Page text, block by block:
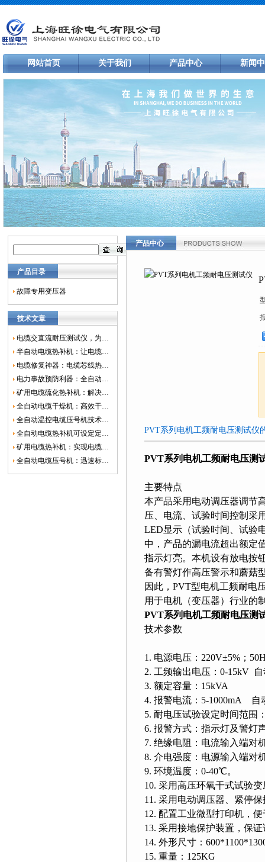
网站首页 关于我们 产品中心 新闻
产品目录
故障专用变压器
技术文章
电缆交直流耐压测试仪，为电网安全保驾护航
半自动电缆热补机：让电缆修复更简单、更高效！
电缆修复神器：电缆芯线热补机如何保障电网安全？
电力事故预防利器：全自动控温电缆热补机
矿用电缆硫化热补机：解决矿山电缆故障的新选择
全自动电缆干燥机：高效干燥，电缆质量
全自动温控电缆压号机技术革新：数字化标识的新趋势
全自动电缆热补机可设定定时功能，实现自动化热补
矿用电缆热补机：实现电缆故障修复的高效装置
全自动电缆压号机：迅速标识电缆的利器
产品中心
PVT系列电机工频耐电压测试仪
PVT系列电机工频耐电压测
主要特点
本产品采用电动调压器调节
压、电流、试验时间控制采
LED显示（试验时间、试验
中，产品的漏电流超出额定
指示灯亮。本机设有放电按
备有警灯作高压警示和蘑菇
因此，PVT型电机工频耐电
用于电机（变压器）行业的
PVT系列电机工频耐电压测
技术参数
1. 电源电压：220V±5%；
2. 工频输出电压：0-15kV
3. 额定容量：15kVA
4. 报警电流：5-1000mA 自
5. 耐电压试验设定时间范围
6. 报警方式：指示灯及警灯
7. 绝缘电阻：电流输入端对
8. 介电强度：电源输入端对
9. 环境温度：0-40℃。
10. 采用高压环氧干式试验变
11. 采用电动调压器、紧停
12. 配置工业微型打印机，
13. 采用接地保护装置，保
14. 外形尺寸：
15. 重量：125KG